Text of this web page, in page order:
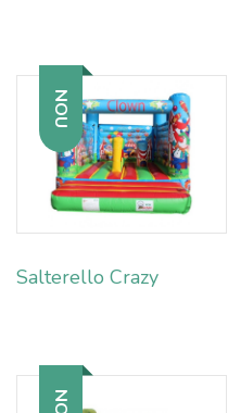
NOU
Salterello Crazy